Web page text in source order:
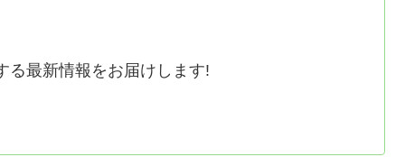
る最新情報をお届けします!